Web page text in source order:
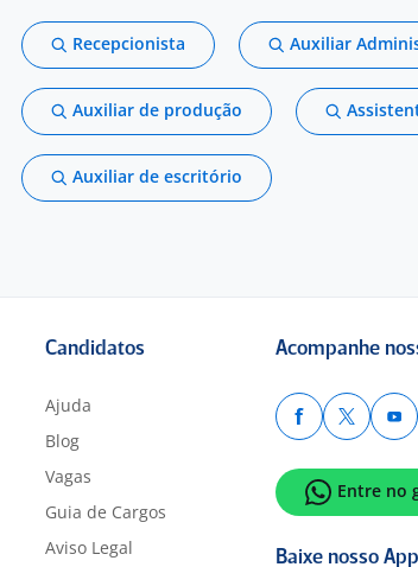
Recepcionista Auxiliar
Auxiliar de produção
Auxiliar de escritório
Candidatos
Ajuda
Blog
Vagas
Guia de Cargos
Aviso Legal
Acompanhe
Entre no
Baixe nosso App